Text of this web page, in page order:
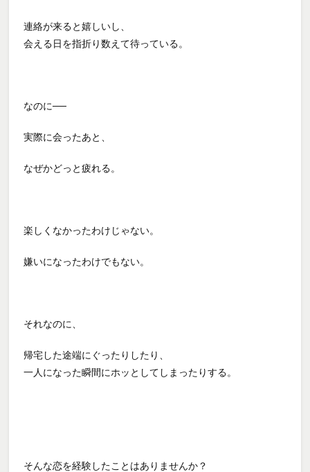
連絡が来ると嬉しいし、
会える日を指折り数えて待っている。
なのに──
実際に会ったあと、
なぜかどっと疲れる。
楽しくなかったわけじゃない。
嫌いになったわけでもない。
それなのに、
帰宅した途端にぐったりしたり、
一人になった瞬間にホッとしてしまったりする。
そんな恋を経験したことはありませんか？